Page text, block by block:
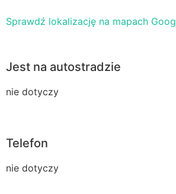
Sprawdź lokalizację na mapach
Jest na autostradzie
nie dotyczy
Telefon
nie dotyczy